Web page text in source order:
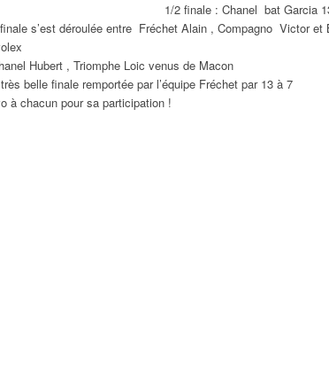
finale : Chanel bat Garcia 13/1 ,
s’est déroulée entre Fréchet Alain , Compagno Victor
Hubert , Triomphe Loic venus de Macon
belle finale remportée par l’équipe Fréchet par 13 à 7
à chacun pour sa participation !